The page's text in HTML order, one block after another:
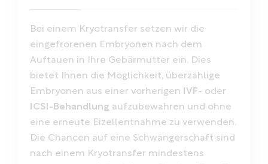
Bei einem Kryotransfer setzen wir die
eingefrorenen Embryonen nach dem
Auftauen in Ihre Gebärmutter ein. Dies
bietet Ihnen die Möglichkeit, überzählige
Embryonen aus einer vorherigen IVF- oder
ICSI-Behandlung aufzubewahren und ohne
eine erneute Eizellentnahme zu verwenden.
Die Chancen auf eine Schwangerschaft sind
nach einem Kryotransfer mindestens